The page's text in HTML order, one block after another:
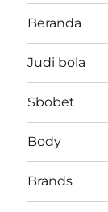
Beranda
Judi bola
Sbobet
Body
Brands